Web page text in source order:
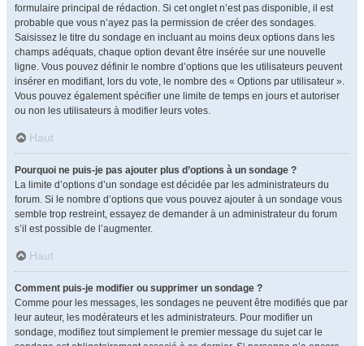
formulaire principal de rédaction. Si cet onglet n’est pas disponible, il est
probable que vous n’ayez pas la permission de créer des sondages.
Saisissez le titre du sondage en incluant au moins deux options dans les
champs adéquats, chaque option devant être insérée sur une nouvelle
ligne. Vous pouvez définir le nombre d’options que les utilisateurs peuvent
insérer en modifiant, lors du vote, le nombre des « Options par utilisateur ».
Vous pouvez également spécifier une limite de temps en jours et autoriser
ou non les utilisateurs à modifier leurs votes.
Haut
Pourquoi ne puis-je pas ajouter plus d’options à un sondage ?
La limite d’options d’un sondage est décidée par les administrateurs du
forum. Si le nombre d’options que vous pouvez ajouter à un sondage vous
semble trop restreint, essayez de demander à un administrateur du forum
s’il est possible de l’augmenter.
Haut
Comment puis-je modifier ou supprimer un sondage ?
Comme pour les messages, les sondages ne peuvent être modifiés que par
leur auteur, les modérateurs et les administrateurs. Pour modifier un
sondage, modifiez tout simplement le premier message du sujet car le